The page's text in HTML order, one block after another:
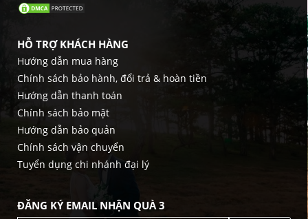
HỖ TRỢ KHÁCH HÀNG
Hướng dẫn mua hàng
Chính sách bảo hành, đổi trả & hoàn tiền
Hướng dẫn thanh toán
Chính sách bảo mật
Hướng dẫn bảo quản
Chính sách vận chuyển
Tuyển dụng chi nhánh đại lý
ĐĂNG KÝ EMAIL NHẬN QUÀ 3